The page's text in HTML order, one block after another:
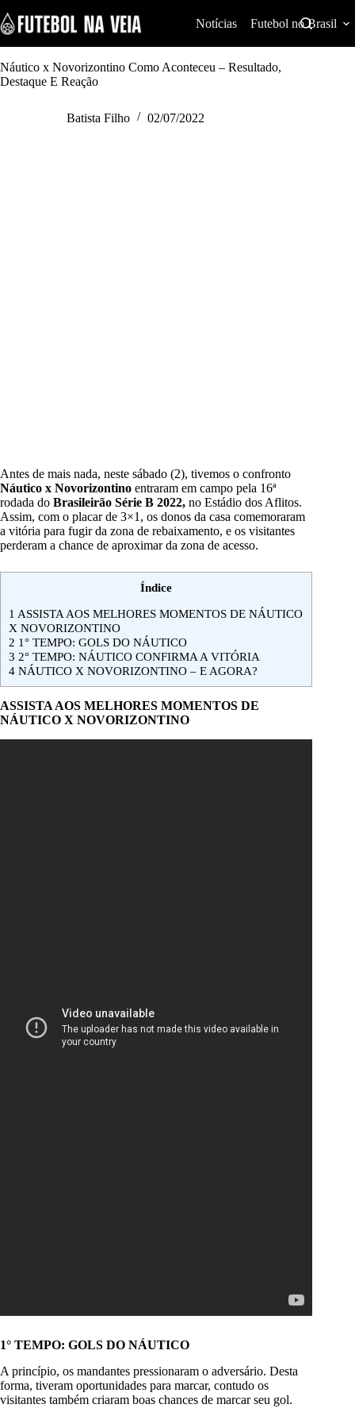
k
i
p
t
o
Notícias Futebol no Brasil
Náutico x Novorizontino Como Aconteceu – Resultado,
Destaque E Reação
Batista Filho 02/07/2022
Antes de mais nada, neste sábado (2), tivemos o confronto
Náutico x Novorizontino entraram em campo pela 16ª
rodada do Brasileirão Série B 2022, no Estádio dos Aflitos.
Assim, com o placar de 3×1, os donos da casa comemoraram
a vitória para fugir da zona de rebaixamento, e os visitantes
perderam a chance de aproximar da zona de acesso.
Índice
1 ASSISTA AOS MELHORES MOMENTOS DE NÁUTICO
X NOVORIZONTINO
2 1° TEMPO: GOLS DO NÁUTICO
3 2° TEMPO: NÁUTICO CONFIRMA A VITÓRIA
4 NÁUTICO X NOVORIZONTINO – E AGORA?
ASSISTA AOS MELHORES MOMENTOS DE
NÁUTICO X NOVORIZONTINO
1° TEMPO: GOLS DO NÁUTICO
A princípio, os mandantes pressionaram o adversário. Desta
forma, tiveram oportunidades para marcar, contudo os
visitantes também criaram boas chances de marcar seu gol.